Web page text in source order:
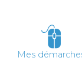
Mes